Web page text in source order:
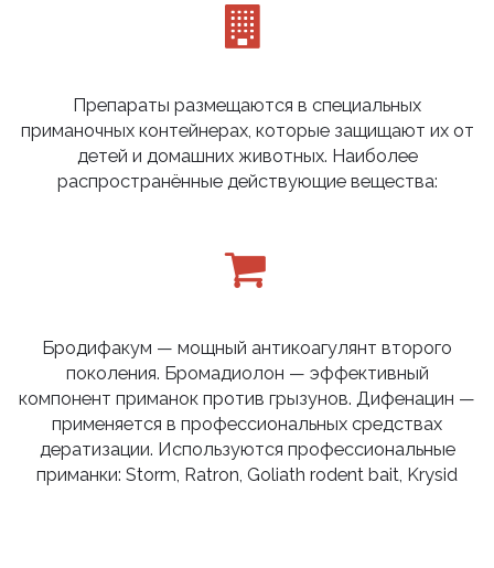
Препараты размещаются в специальных
приманочных контейнерах, которые защищают их от
детей и домашних животных. Наиболее
распространённые действующие вещества:
Бродифакум — мощный антикоагулянт второго
поколения. Бромадиолон — эффективный
компонент приманок против грызунов. Дифенацин —
применяется в профессиональных средствах
дератизации. Используются профессиональные
приманки: Storm, Ratron, Goliath rodent bait, Krysid